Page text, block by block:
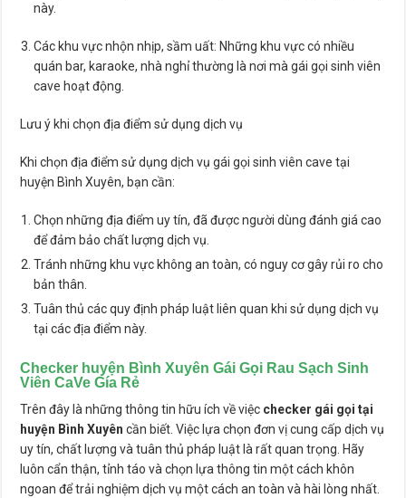
này.
Các khu vực nhộn nhịp, sầm uất: Những khu vực có nhiều
quán bar, karaoke, nhà nghỉ thường là nơi mà gái gọi sinh viên
cave hoạt động.
Lưu ý khi chọn địa điểm sử dụng dịch vụ
Khi chọn địa điểm sử dụng dịch vụ gái gọi sinh viên cave tại
huyện Bình Xuyên, bạn cần:
Chọn những địa điểm uy tín, đã được người dùng đánh giá cao
để đảm bảo chất lượng dịch vụ.
Tránh những khu vực không an toàn, có nguy cơ gây rủi ro cho
bản thân.
Tuân thủ các quy định pháp luật liên quan khi sử dụng dịch vụ
tại các địa điểm này.
Checker huyện Bình Xuyên Gái Gọi Rau Sạch Sinh
Viên CaVe Gía Rẻ
Trên đây là những thông tin hữu ích về việc checker gái gọi tại
huyện Bình Xuyêncần biết. Việc lựa chọn đơn vị cung cấp dịch vụ
uy tín, chất lượng và tuân thủ pháp luật là rất quan trọng. Hãy
luôn cẩn thận, tỉnh táo và chọn lựa thông tin một cách khôn
ngoan để trải nghiệm dịch vụ một cách an toàn và hài lòng nhất.